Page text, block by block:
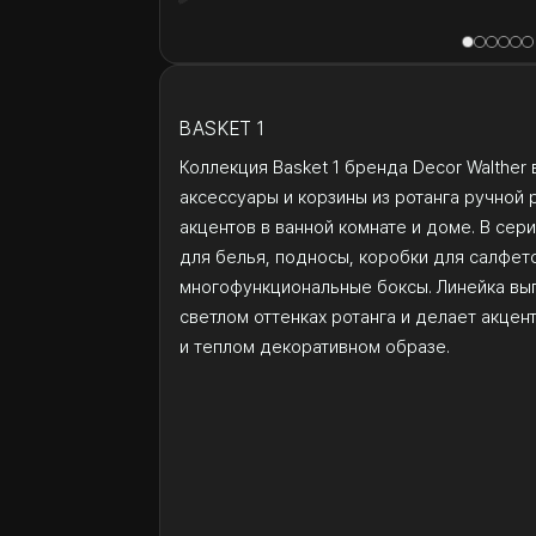
BASKET 1
Коллекция Basket 1 бренда Decor Walther
аксессуары и корзины из ротанга
акцентов в ванной комнате и доме. В
для белья, подносы, коробки для
многофункциональные боксы. Линейка
светлом оттенках ротанга и делает
и теплом декоративном образе.